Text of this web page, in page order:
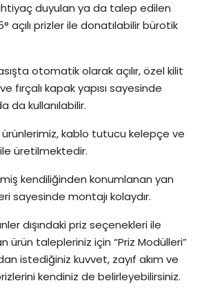
duyulan ya da talep edilen
açılı prizler ile donatılabilir bürotik
otomatik olarak açılır, özel kilit
fırçalı kapak yapısı sayesinde
da kullanılabilir.
kablo tutucu kelepçe ve
üretilmektedir.
kendiliğinden konumlanan yan
sayesinde montajı kolaydır.
dışındaki priz seçenekleri ile
ürün talepleriniz için “Priz Modülleri”
istediğiniz kuvvet, zayıf akım ve
kendiniz de belirleyebilirsiniz.